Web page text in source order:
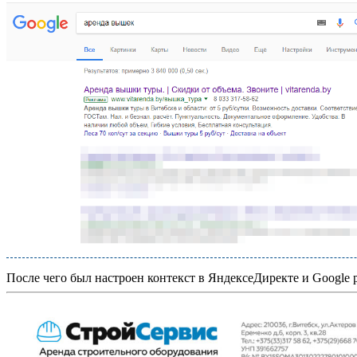
После чего был настроен контекст в ЯндексеДиректе и Google